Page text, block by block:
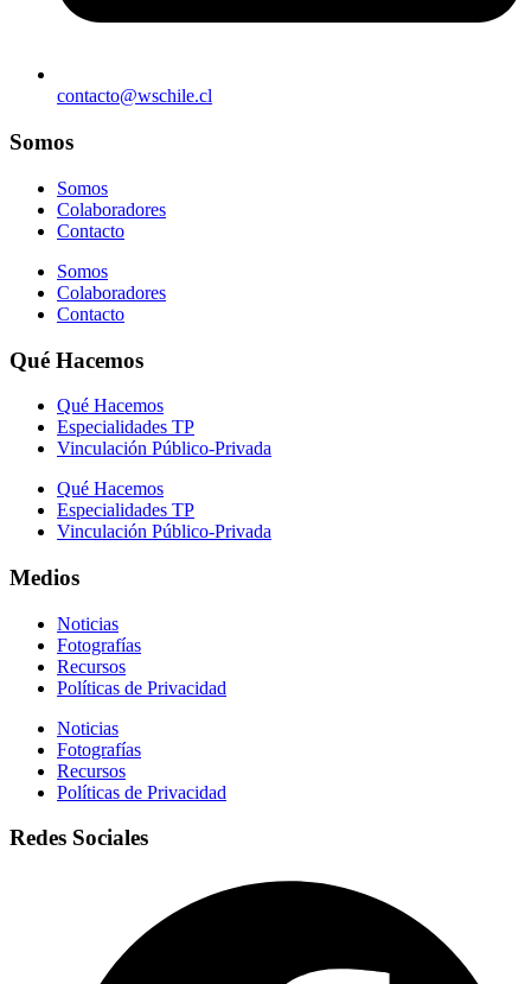
contacto@wschile.cl
Somos
Somos
Colaboradores
Contacto
Somos
Colaboradores
Contacto
Qué Hacemos
Qué Hacemos
Especialidades TP
Vinculación Público-Privada
Qué Hacemos
Especialidades TP
Vinculación Público-Privada
Medios
Noticias
Fotografías
Recursos
Políticas de Privacidad
Noticias
Fotografías
Recursos
Políticas de Privacidad
Redes Sociales